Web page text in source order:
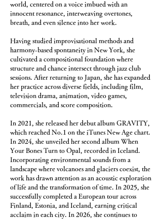
world, centered on a voice imbued with an
innocent resonance, interweaving overtones,
breath, and even silence into her work.
Having studied improvisational methods and
harmony-based spontaneity in New York, she
cultivated a compositional foundation where
structure and chance intersect through jazz club
sessions. After returning to Japan, she has expanded
her practice across diverse fields, including film,
television drama, animation, video games,
commercials, and score composition.
In 2021, she released her debut album GRAVITY,
which reached No.1 on the iTunes New Age chart.
In 2024, she unveiled her second album When
Your Bones Turn to Opal, recorded in Iceland.
Incorporating environmental sounds from a
landscape where volcanoes and glaciers coexist, the
work has drawn attention as an acoustic exploration
of life and the transformation of time. In 2025, she
successfully completed a European tour across
Finland, Estonia, and Iceland, earning critical
acclaim in each city. In 2026, she continues to